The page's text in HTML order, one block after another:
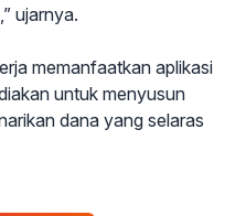
ujarnya.
memanfaatkan aplikasi
untuk menyusun
dana yang selaras